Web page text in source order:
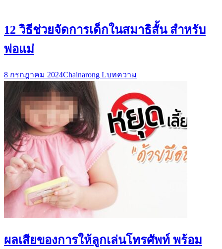
12 วิธีช่วยจัดการเด็กในสมาธิสั้น สำหรับ
พ่อแม่
8 กรกฎาคม 2024Chainarong Lบทความ
ผลเสียของการให้ลูกเล่นโทรศัพท์ พร้อม